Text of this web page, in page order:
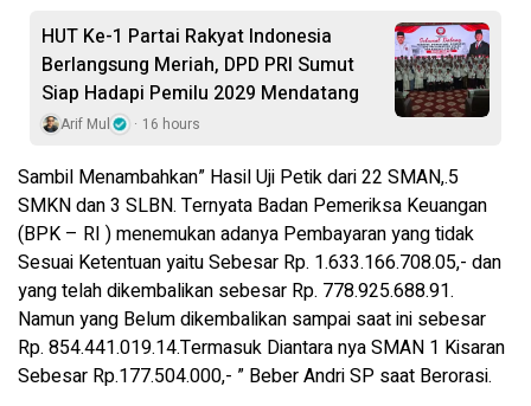
HUT Ke-1 Partai Rakyat Indonesia
Berlangsung Meriah, DPD PRI Sumut
Siap Hadapi Pemilu 2029 Mendatang
Arif Mul 16 hours
Sambil Menambahkan” Hasil Uji Petik dari 22 SMAN,.5
SMKN dan 3 SLBN. Ternyata Badan Pemeriksa Keuangan
(BPK – RI ) menemukan adanya Pembayaran yang tidak
Sesuai Ketentuan yaitu Sebesar Rp. 1.633.166.708.05,- dan
yang telah dikembalikan sebesar Rp. 778.925.688.91.
Namun yang Belum dikembalikan sampai saat ini sebesar
Rp. 854.441.019.14.Termasuk Diantara nya SMAN 1 Kisaran
Sebesar Rp.177.504.000,- ” Beber Andri SP saat Berorasi.